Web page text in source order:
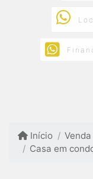
Início Venda
Casa em